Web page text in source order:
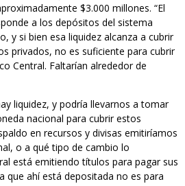
$3.000 millones. “El
a los depósitos del sistema
y si bien esa liquidez alcanza a cubrir
privados, no es suficiente para cubrir
Central. Faltarían alrededor de
liquidez, y podría llevarnos a tomar
nacional para cubrir estos
en recursos y divisas emitiríamos
o a qué tipo de cambio lo
está emitiendo títulos para pagar sus
que ahí está depositada no es para